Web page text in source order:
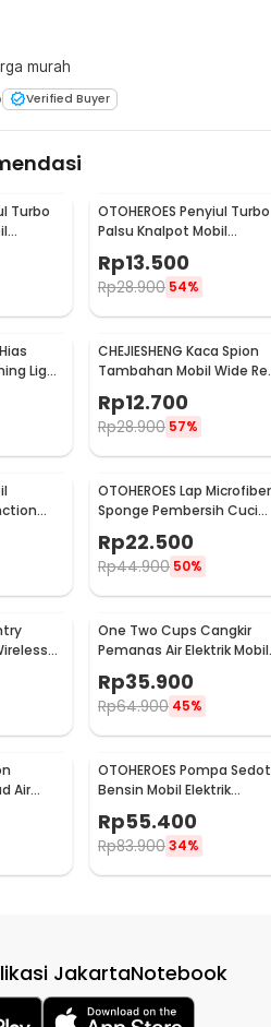
dapatkan untuk pembelian produk
Kain Lap Microfiber Mobil Cleaning
murah
Verified Buyer
Turbo
L -
OTOHEROES Penyiul Turbo
Palsu Knalpot Mobil
Whistler 1000-1800cc M 1.6-
2.0 - TUR007
Rp13.500
Rp28.900 54%
Light
CHEJIESHENG Kaca Spion
Tambahan Mobil Wide
080
Rp12.700
Rp28.900 57%
OTOHEROES Lap Microfiber
Sponge Pembersih Cuci
Rp22.500
Rp44.900 50%
CK18
One Two Cups Cangkir
Pemanas Air Elektrik Mobil
Travel Mug 450ml - NJ88
Rp35.900
Rp64.900 45%
Air
OTOHEROES Pompa Sedot
Bensin Mobil Elektrik
12V - CT-14
Rp55.400
Rp83.90034%
JakartaNotebook